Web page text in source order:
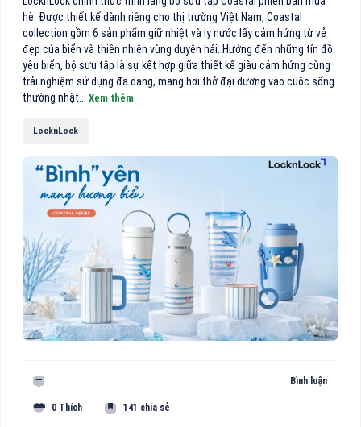
hè. Được thiết kế dành riêng cho thị trường Việt Nam, Coastal
collection gồm 6 sản phẩm giữ nhiệt và ly nước lấy cảm hứng từ vẻ
đẹp của biển và thiên nhiên vùng duyên hải. Hướng đến những tín đồ
yêu biển, bộ sưu tập là sự kết hợp giữa thiết kế giàu cảm hứng cùng
trải nghiệm sử dụng đa dạng, mang hơi thở đại dương vào cuộc sống
thường nhật... Xem thêm
LocknLock
Bình luận
0 Thích 141 chia sẻ